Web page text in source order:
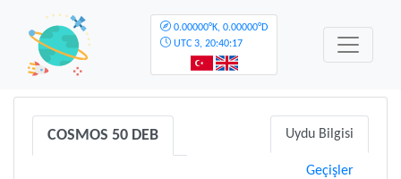
0.00000°K, 0.00000°D
UTC 3, 20:40:17
COSMOS 50 DEB Uydu Bilgisi
Geçişler